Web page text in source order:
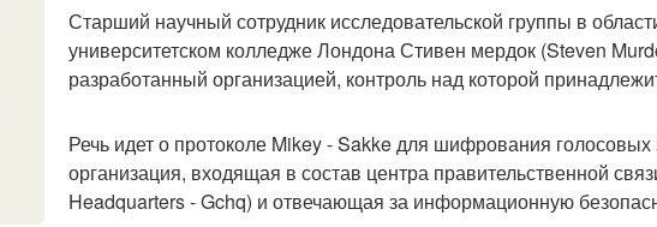
Старший научный сотрудник исследовательской группы в
университетском колледже Лондона Стивен мердок (Steven
разработанный организацией, контроль над которой
Речь идет о протоколе Mikey - Sakke для шифрования
организация, входящая в состав центра правительственной
Headquarters - Gchq) и отвечающая за информационную